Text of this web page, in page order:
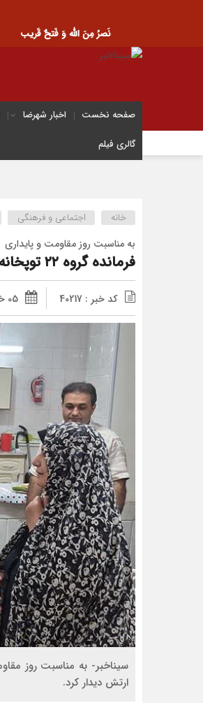
نَصرُ مِنَ الله وَ فَتحٌ قَریب
صفحه نخست اخبار شهرضا
گالری فیلم
خانه اجتماعی و فرهنگی
به مناسبت روز مقاومت و پایداری
فرمانده گروه ۲۲ توپخانه ارتش در شهرضا با خانواده ایثارگران و جانبازان ارتش دیدار کرد
کد خبر : 40217 05 خرداد 1405 - 14:07
ارتش دیدار کرد.